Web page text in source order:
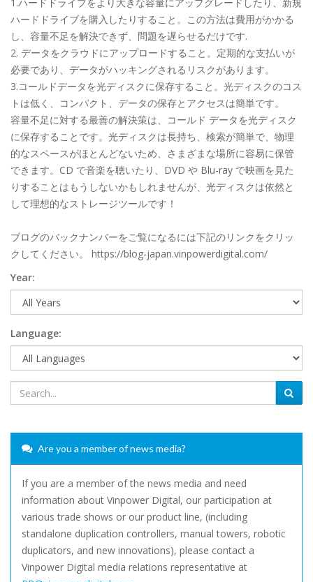
ハードドライブを購入したりすること。この方法は費用がかかる
し、容量不足を解決できず、問題を遅らせるだけです.
2. データをクラウドにアップロードすること。定期的な支払いが
必要であり、データがハッキングされるリスクがあります。
3.コールドデータを光ディスクに保存すること。光ディスクのコス
トは低く、コンパクト、データの保存とアクセスは簡単です。
容量不足に対する最善の解決策は、コールド データを光ディスク
に保存することです。光ディスクは長持ち、検索が簡単で、物理
的なスペースがほとんどないため、さまざまな場所に容易に保管
できます。CD で音楽を聴いたり、DVD や Blu-ray で映画を見た
りすることはもうしないかもしれませんが、光ディスクは依然と
して理想的なストレージツールです！
ブログのバックナンバーをご覧になるには下記のリンクをクリッ
クしてください。 https://blog-japan.vinpowerdigital.com/
Year:
Language:
Are you a member of news media?
If you are a member of the news media and need
information about Vinpower Digital, our participation at
various trade shows or our product line, (including
standalone duplication controllers, manual towers, robotic
duplicators, and new innovations), please contact a
Vinpower Digital media relations representative at